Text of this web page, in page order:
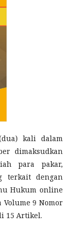
kali dalam
dimaksudkan
para pakar,
terkait dengan
Hukum online
9 Nomor
15 Artikel.